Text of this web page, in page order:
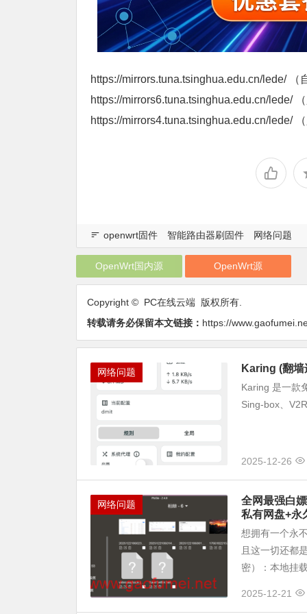
https://mirrors.tuna.tsinghua.edu.cn/lede/ （
https://mirrors6.tuna.tsinghua.edu.cn/lede/
https://mirrors4.tuna.tsinghua.edu.cn/lede/
openwrt固件 智能路由器刷固件 网络问题
OpenWrt国内源 OpenWrt源
Copyright © PC在线云端 版权所有.
转载请务必保留本文链接： https://
网络问题 Karing (翻墙
Karing 是一款
Sing-box、
2025-12-26
网络问题
全网最强白
私有网盘+永
想拥有一个永
且这一切还都
密）：本地挂
2025-12-21